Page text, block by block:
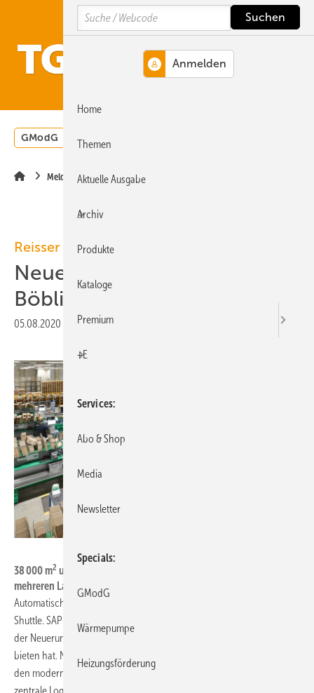
Hauptinhalt
Hauptmenü
SiteSearch
GModG Wärmepumpe
Meldungen
Reisser
Neues Logistikzentrum in
Böblingen fertiggestellt
05.08.2020 Druckvorschau
38 000 m2 umfasst das neue Reisser-Logistikzentrum, das aus
mehreren Lagerbereichen besteht.
Automatisches Kleinteilelager. Ein- und Auslagerung über One-Level-
Shuttle. SAP-Dialog. Multifunktionale Arbeitsplätze. Das sind nur einige
der Neuerungen, die das neue Logistikzentrum der
bieten hat. Nach Fertigstellung des zweiten Bauabschnitts zählt es zu
den modernsten und größten der Branche. Die Investitionen für die
Search
Home
Themen
Aktuelle Ausgabe
Archiv
Produkte
Kataloge
Premium
+E
Services
Abo & Shop
Media
Newsletter
Specials
GModG
Wärmepumpe
Heizungsförderung